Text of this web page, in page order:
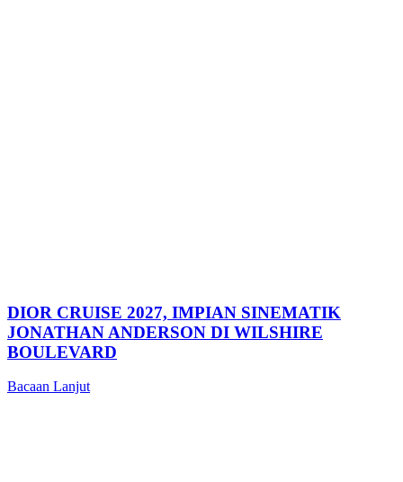
DIOR CRUISE 2027, IMPIAN SINEMATIK
JONATHAN ANDERSON DI WILSHIRE
BOULEVARD
Bacaan Lanjut